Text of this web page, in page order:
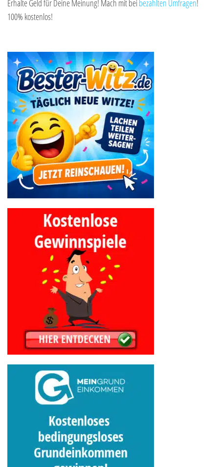
Erhalte Geld für Deine Meinung! Mach mit beibezahlten Umfragen!
100% kostenlos!